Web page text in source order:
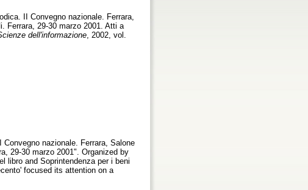
II Convegno nazionale. Ferrara,
Ferrara, 29-30 marzo 2001. Atti a
dell'informazione , 2002, vol.
nazionale. Ferrara, Salone
29-30 marzo 2001". Organized by
libro and Soprintendenza per i beni
focused its attention on a